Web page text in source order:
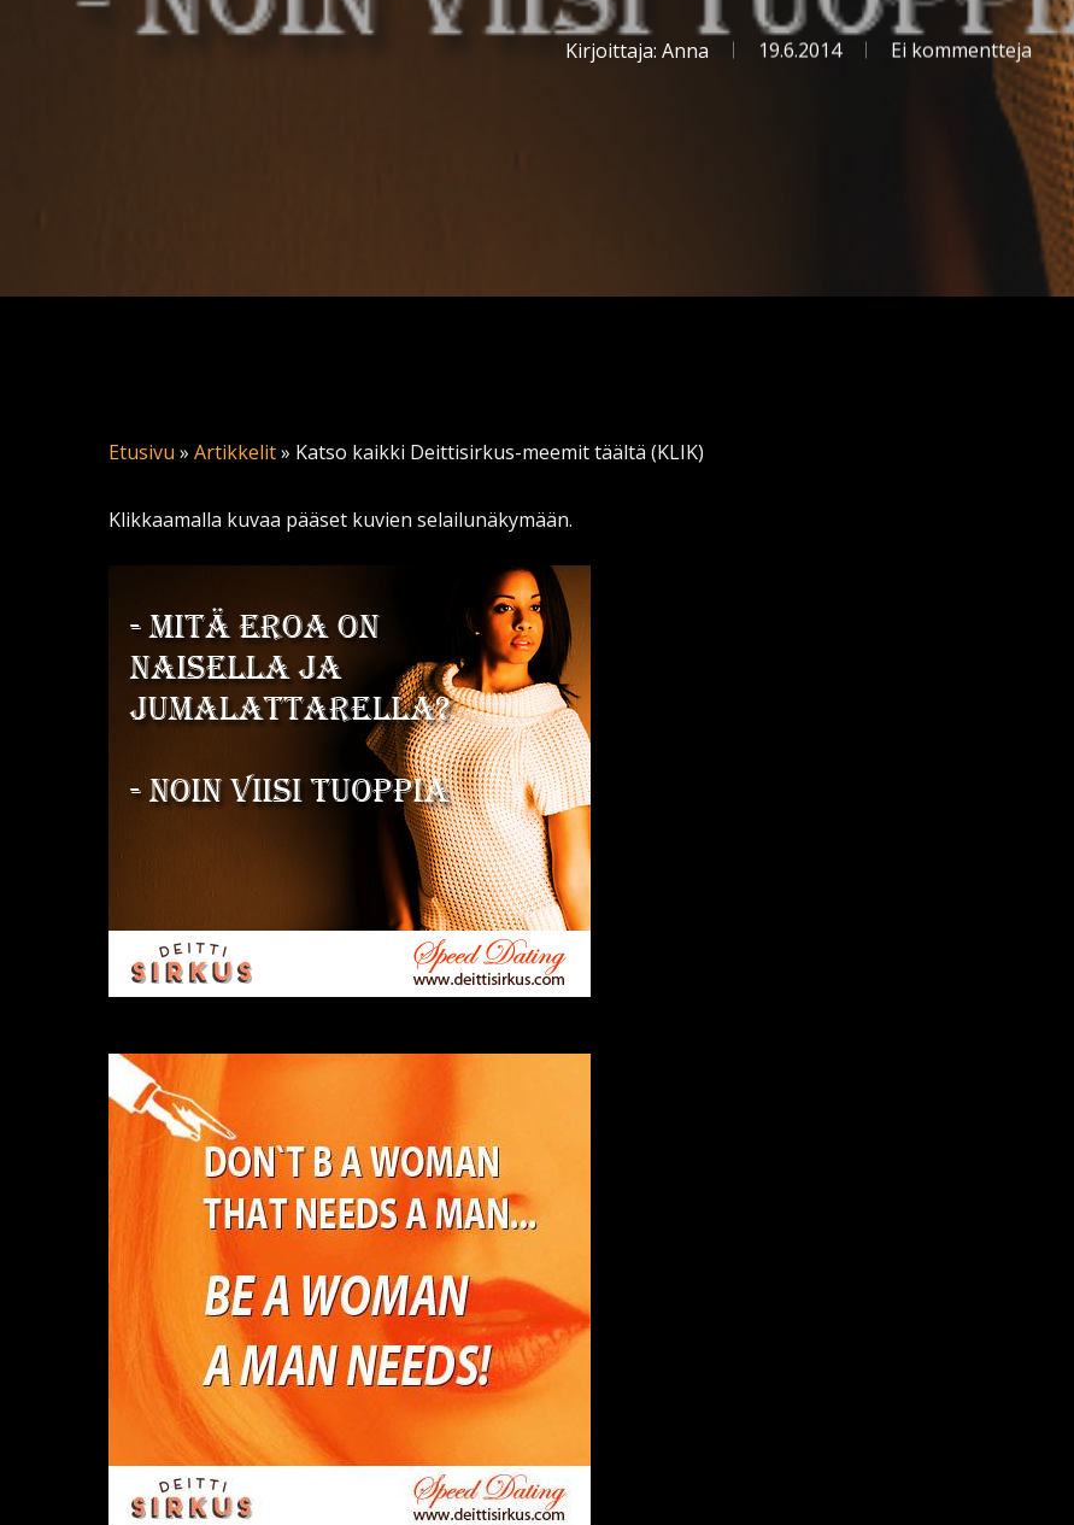
Kirjoittaja: Anna 19.6.2014 Ei kommentteja
Etusivu » Artikkelit» Katso kaikki Deittisirkus-meemit täältä (KLIK)
Klikkaamalla kuvaa pääset kuvien selailunäkymään.